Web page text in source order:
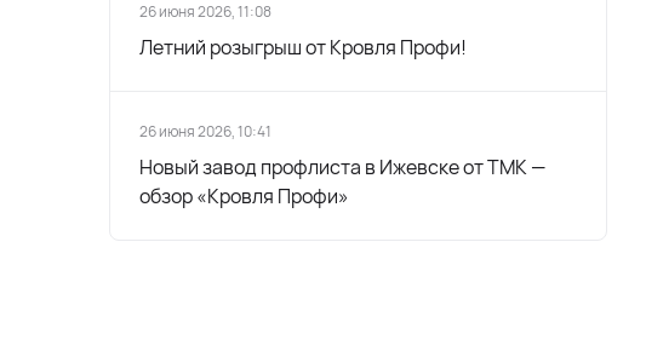
26 июня 2026, 11:08
Летний розыгрыш от Кровля Профи!
26 июня 2026, 10:41
Новый завод профлиста в Ижевске от ТМК —
обзор «Кровля Профи»